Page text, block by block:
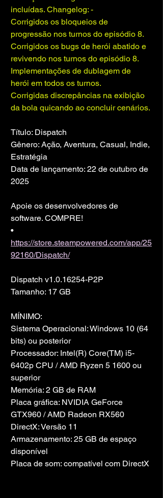
incluídas. Changelog: -
Corrigidos os bloqueios de
progressão nos turnos do episódio 8.
Corrigidos os bugs de herói abatido e
revivendo nos turnos do episódio 8.
Implementações de dublagem de
herói em todos os turnos.
Corrigidas discrepâncias na exibição
da bola quicando ao concluir cenários.
Título: Dispatch
Gênero: Ação, Aventura, Casual, Indie,
Estratégia
Data de lançamento: 22 de outubro de
2025
Apoie os desenvolvedores de
software. COMPRE!
•
https://store.steampowered.com/app/25
92160/Dispatch/
Dispatch v1.0.16254-P2P
Tamanho: 17 GB
MÍNIMO:
Sistema Operacional: Windows 10 (64
bits) ou posterior
Processador: Intel(R) Core(TM) i5-
6402p CPU / AMD Ryzen 5 1600 ou
superior
Memória: 2 GB de RAM
Placa gráfica: NVIDIA GeForce
GTX960 / AMD Radeon RX560
DirectX: Versão 11
Armazenamento: 25 GB de espaço
disponível
Placa de som: compatível com DirectX